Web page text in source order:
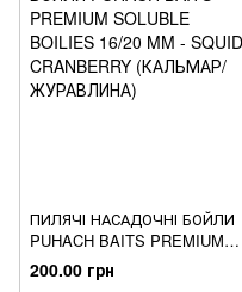
ПИЛЯЧІ НАСАДОЧНІ БОЙЛИ
PUHACH BAITS PREMIUM
SOLUBLE BOILIES 16/20 MM -
SQUID CRANBERRY
200.00 грн